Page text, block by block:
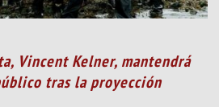
Vincent Kelner, mantendrá
tras la proyección